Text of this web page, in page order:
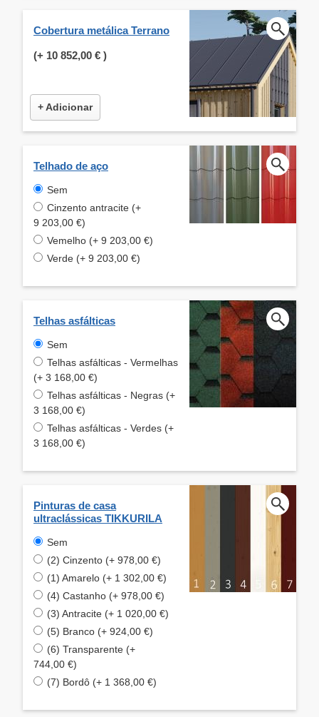
Cobertura metálica Terrano
(+ 10 852,00 € )
+ Adicionar
Telhado de aço
Sem
Cinzento antracite (+
9 203,00 €)
Vemelho (+ 9 203,00 €)
Verde (+ 9 203,00 €)
Telhas asfálticas
Sem
Telhas asfálticas - Vermelhas
(+ 3 168,00 €)
Telhas asfálticas - Negras (+
3 168,00 €)
Telhas asfálticas - Verdes (+
3 168,00 €)
Pinturas de casa
ultraclássicas TIKKURILA
Sem
(2) Cinzento (+ 978,00 €)
(1) Amarelo (+ 1 302,00 €)
(4) Castanho (+ 978,00 €)
(3) Antracite (+ 1 020,00 €)
(5) Branco (+ 924,00 €)
(6) Transparente (+
744,00 €)
(7) Bordô (+ 1 368,00 €)